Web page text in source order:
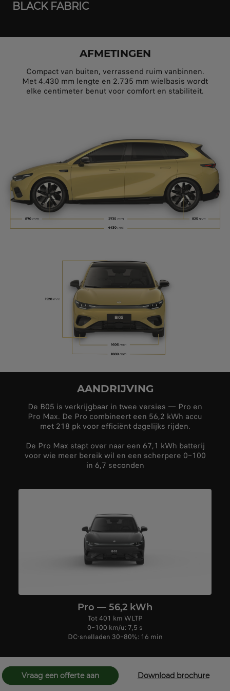
Vraag een offerte aan Download brochure
BLACK FABRIC
AFMETINGEN
Compact van buiten, verrassend ruim vanbinnen.
Met 4.430 mm lengte en 2.735 mm wielbasis wordt
elke centimeter benut voor comfort en stabiliteit.
AANDRIJVING
De B05 is verkrijgbaar in twee versies — Pro en
Pro Max. De Pro combineert een 56,2 kWh accu
met 218 pk voor efficiënt dagelijks rijden.
De Pro Max stapt over naar een 67,1 kWh batterij
voor wie meer bereik wil en een scherpere 0–100
in 6,7 seconden
Pro — 56,2 kWh
Tot 401 km WLTP
0–100 km/u: 7,5 s
DC‑snelladen 30–80%: 16 min